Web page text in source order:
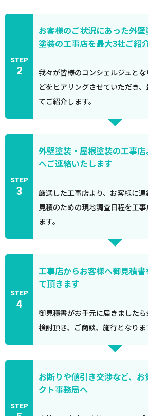
STEP
2
お客様のご状況にあった外
塗装の工事店を最大3社ご紹
我々が皆様のコンシェルジュと
どをヒアリングさせていただき
てご紹介します。
STEP
3
外壁塗装・屋根塗装の工事
へご連絡いたします
厳選した工事店より、お客様に
見積のための現地調査日程を工
ます。
STEP
4
工事店からお客様へ御見積
て頂きます
御見積書がお手元に届きました
検討頂き、ご商談、施行となりま
STEP
お断りや値引き交渉など、お
クト事務局へ